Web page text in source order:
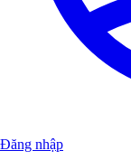
Đăng nhập